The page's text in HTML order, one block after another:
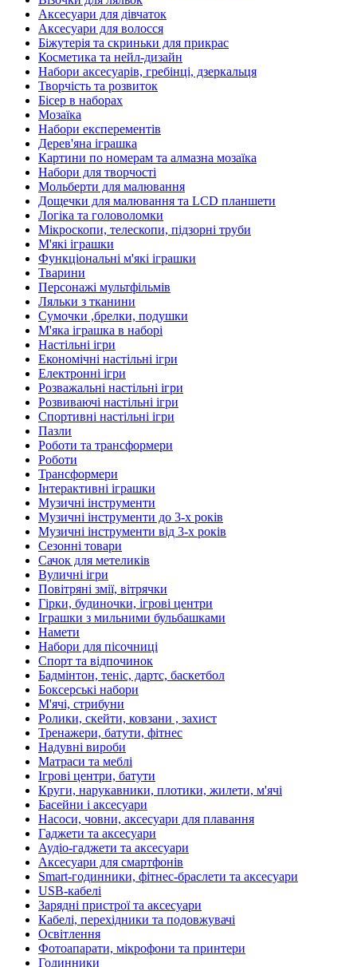
Аксесуари для дівчаток
Аксесуари для волосся
Біжутерія та скриньки для прикрас
Косметика та нейл-дизайн
Набори аксесуарів, гребінці, дзеркальця
Творчість та розвиток
Бісер в наборах
Мозаїка
Набори експерементів
Дерев'яна іграшка
Картини по номерам та алмазна мозаїка
Набори для творчості
Мольберти для малювання
Дощечки для малювання та LCD планшети
Логіка та головоломки
Мікроскопи, телескопи, підзорні труби
М'які іграшки
Функціональні м'які іграшки
Тварини
Персонажі мультфільмів
Ляльки з тканини
Сумочки ,брелки, подушки
М'яка іграшка в наборі
Настільні ігри
Економічні настільні ігри
Електронні ігри
Розважальні настільні ігри
Розвиваючі настільні ігри
Спортивні настільні ігри
Пазли
Роботи та трансформери
Роботи
Трансформери
Інтерактивні іграшки
Музичні інструменти
Музичні інструменти до 3-х років
Музичні інструменти від 3-х років
Сезонні товари
Сачок для метеликів
Вуличні ігри
Повітряні змії, вітрячки
Гірки, будиночки, ігрові центри
Іграшки з мильними бульбашками
Намети
Набори для пісочниці
Спорт та відпочинок
Бадмінтон, теніс, дартс, баскетбол
Боксерські набори
М'ячі, стрибуни
Ролики, скейти, ковзани , захист
Тренажери, батути, фітнес
Надувні вироби
Матраси та меблі
Ігрові центри, батути
Круги, нарукавники, плотики, жилети, м'ячі
Басейни і аксесуари
Насоси, човни, аксесуари для плавання
Гаджети та аксесуари
Аудіо-гаджети та аксесуари
Аксесуари для смартфонів
Smart-годинники, фітнес-браслети та аксесуари
USB-кабелі
Зарядні пристрої та аксесуари
Кабелі, перехідники та подовжувачі
Освітлення
Фотоапарати, мікрофони та принтери
Годинники